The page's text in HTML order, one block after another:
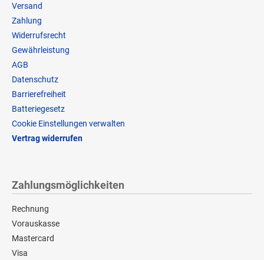
Versand
Zahlung
Widerrufsrecht
Gewährleistung
AGB
Datenschutz
Barrierefreiheit
Batteriegesetz
Cookie Einstellungen verwalten
Vertrag widerrufen
Zahlungsmöglichkeiten
Rechnung
Vorauskasse
Mastercard
Visa